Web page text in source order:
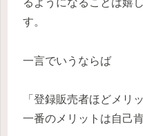
す。
一言でいうならば
「登録販売者ほどメリ
一番のメリットは自己